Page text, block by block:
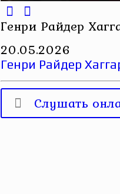
Генри Райдер
20.05.2026
Генри Райдер
Слушать